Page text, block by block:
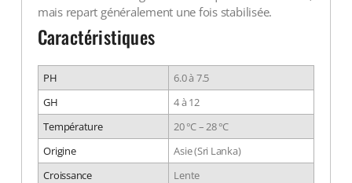
mais repart généralement une fois stabilisée.
Caractéristiques
PH
6.0 à 7.5
GH
4 à 12
Température
20 °C – 28 °C
Origine
Asie (Sri Lanka)
Croissance
Lente